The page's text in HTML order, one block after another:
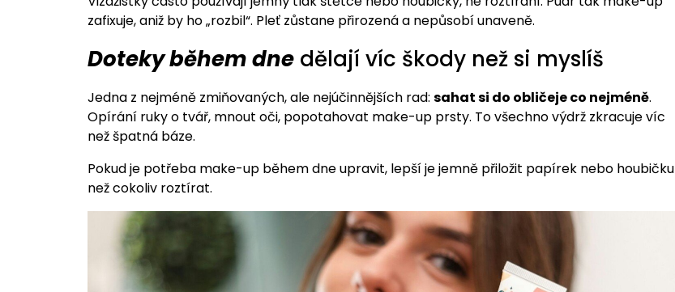
zafixuje, aniž by ho „rozbil“. Pleť zůstane přirozená a nepůsobí unaveně.
Doteky během dnedělají víc škody než si myslíš
Jedna z nejméně zmiňovaných, ale nejúčinnějších rad: sahat si do obličeje co nejméně.
Opírání ruky o tvář, mnout oči, popotahovat make-up prsty. To všechno výdrž zkracuje víc
než špatná báze.
Pokud je potřeba make-up během dne upravit, lepší je jemně přiložit papírek nebo houbičku
než cokoliv roztírat.